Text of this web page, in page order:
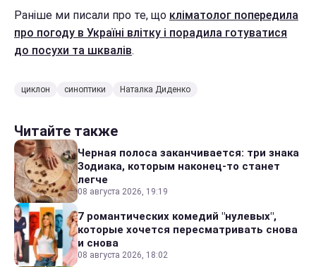
Раніше ми писали про те, що кліматолог попередила
про погоду в Україні влітку і порадила готуватися
до посухи та шквалів.
циклон синоптики Наталка Диденко
Читайте также
Черная полоса заканчивается: три знака
Зодиака, которым наконец-то станет
легче
08 августа 2026, 19:19
7 романтических комедий "нулевых",
которые хочется пересматривать снова
и снова
08 августа 2026, 18:02